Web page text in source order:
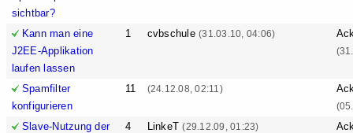
sichtbar?
Kann man eine
J2EE-Applikation
laufen lassen
1 cvbschule(31.03.10, 04:06)
Spamfilter
konfigurieren
11 (24.12.08, 02:11)
Slave-Nutzung der
4 LinkeT(29.12.09, 01:23)